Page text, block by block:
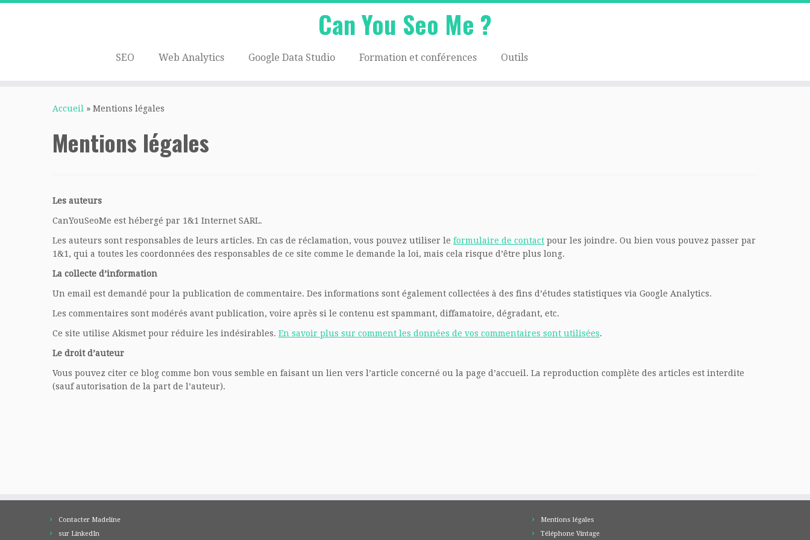
Can You Seo Me ?
SEO Web Analytics Google Data Studio Formation et conférences Outils
Accueil » Mentions légales
Mentions légales
Les auteurs
CanYouSeoMe est hébergé par 1&1 Internet SARL.
Les auteurs sont responsables de leurs articles. En cas de réclamation, vous pouvez utiliser le formulaire de contact pour les joindre. Ou bien vous pouvez passer par
1&1, qui a toutes les coordonnées des responsables de ce site comme le demande la loi, mais cela risque d’être plus long.
La collecte d’information
Un email est demandé pour la publication de commentaire. Des informations sont également collectées à des fins d’études statistiques via Google Analytics.
Les commentaires sont modérés avant publication, voire après si le contenu est spammant, diffamatoire, dégradant, etc.
Ce site utilise Akismet pour réduire les indésirables. En savoir plus sur comment les données de vos commentaires sont utilisées.
Le droit d’auteur
Vous pouvez citer ce blog comme bon vous semble en faisant un lien vers l’article concerné ou la page d’accueil. La reproduction complète des articles est interdite
(sauf autorisation de la part de l’auteur).
Contacter Madeline
sur LinkedIn
Mentions légales
Téléphone Vintage